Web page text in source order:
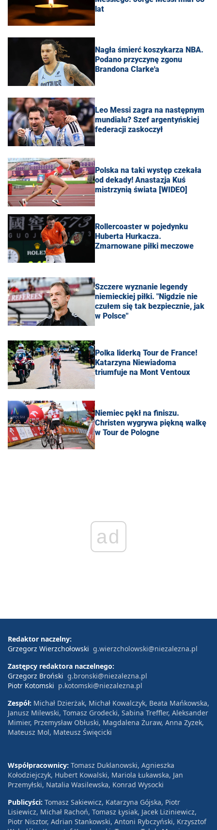
lat
Nagła śmierć koszykarza NBA.
Podano przyczynę zgonu
Brandona Clarke'a
Leo Messi zagra na następnym
mundialu? Szef argentyńskiej
federacji zaskoczył
Polska na taki występ czekała
od dekady! Anastazja Kuś
mistrzynią świata [WIDEO]
Rollercoaster w pojedynku
Huberta Hurkacza.
Zmarnowane piłki meczowe
Szczere wyznanie legendy
niemieckiej piłki. "Nigdzie nie
czułem się tak bezpiecznie, jak
w Polsce"
Polka liderką Tour de France!
Katarzyna Niewiadoma
triumfuje na Mont Ventoux
Niemiec pękł na finiszu.
Christen wygrywa piękną walkę
w Tour de Pologne
ad
Redaktor naczelny:
Grzegorz Wierzchołowski g.wierzcholowski@niezalezna.pl
Zastępcy redaktora naczelnego:
Grzegorz Broński g.bronski@niezalezna.pl
Piotr Kotomski p.kotomski@niezalezna.pl
Zespół: Michał Dzierżak, Michał Kowalczyk, Beata Mańkowska,
Janusz Milewski, Tomasz Grodecki, Sabina Treffler, Aleksander
Mimier, Przemysław Obłuski, Magdalena Żuraw, Anna Zyzek,
Mateusz Mol, Mateusz Święcicki
Współpracownicy: Tomasz Duklanowski, Agnieszka
Kołodziejczyk, Hubert Kowalski, Mariola Łukawska, Jan
Przemyłski, Natalia Wasilewska, Konrad Wysocki
Publicyści: Tomasz Sakiewicz, Katarzyna Gójska, Piotr
Lisiewicz, Michał Rachoń, Tomasz Łysiak, Jacek Liziniewicz,
Piotr Nisztor, Adrian Stankowski, Antoni Rybczyński, Krzysztof